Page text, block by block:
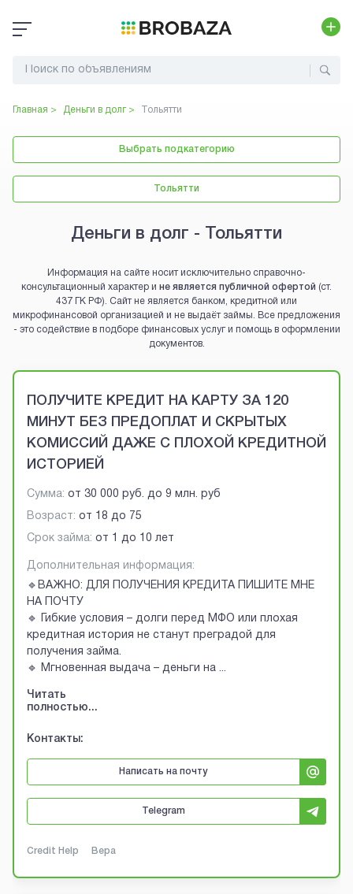
Главная > Деньги в долг> Тольятти
Выбрать подкатегорию
Тольятти
Деньги в долг - Тольятти
Информация на сайте носит исключительно справочно-
консультационный характер и не является публичной офертой (ст.
437 ГК РФ). Сайт не является банком, кредитной или
микрофинансовой организацией и не выдаёт займы. Все предложения
- это содействие в подборе финансовых услуг и помощь в оформлении
документов.
Brobaza - VIP-объявления
ПОЛУЧИТЕ КРЕДИТ НА КАРТУ ЗА 120
МИНУТ БЕЗ ПРЕДОПЛАТ И СКРЫТЫХ
КОМИССИЙ ДАЖЕ С ПЛОХОЙ КРЕДИТНОЙ
ИСТОРИЕЙ
Сумма: от 30 000 руб. до 9 млн. руб
Возраст: от 18 до 75
Срок займа: от 1 до 10 лет
Дополнительная информация:
🔹ВАЖНО: ДЛЯ ПОЛУЧЕНИЯ КРЕДИТА ПИШИТЕ МНЕ
НА ПОЧТУ
🔹 Гибкие условия – долги перед МФО или плохая
кредитная история не станут преградой для
получения займа.
🔹 Мгновенная выдача – деньги на ...
Читать
полностью...
Контакты:
Написать на почту
Telegram
Credit Help Вера